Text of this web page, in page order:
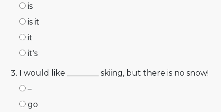
is
is it
it
it's
I would like ________ skiing, but there is no snow!
–
go